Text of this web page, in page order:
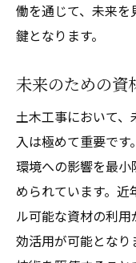
働を通じて、未来
鍵となります。
未来のための資
土木工事において
入は極めて重要です
環境への影響を最
められています。
ル可能な資材の利
効活用が可能となり